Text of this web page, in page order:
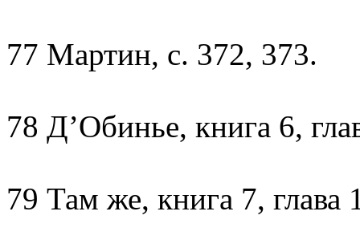
77 Мартин, с. 372, 373.
78 Д’Обинье, книга 6,
79 Там же, книга 7, глава